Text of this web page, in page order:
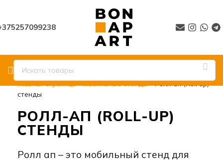
Главная страница»Мобильные стенды»Ролл ап (Roll up)
стенды
РОЛЛ-АП (ROLL-UP)
СТЕНДЫ
Ролл ап – это мобильный стенд для